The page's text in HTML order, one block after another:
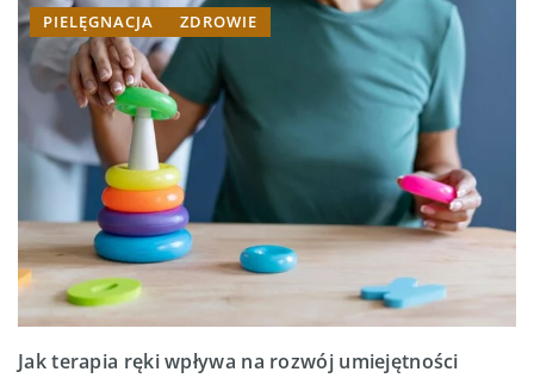
PIELĘGNACJA ZDROWIE
Jak terapia ręki wpływa na rozwój umiejętności